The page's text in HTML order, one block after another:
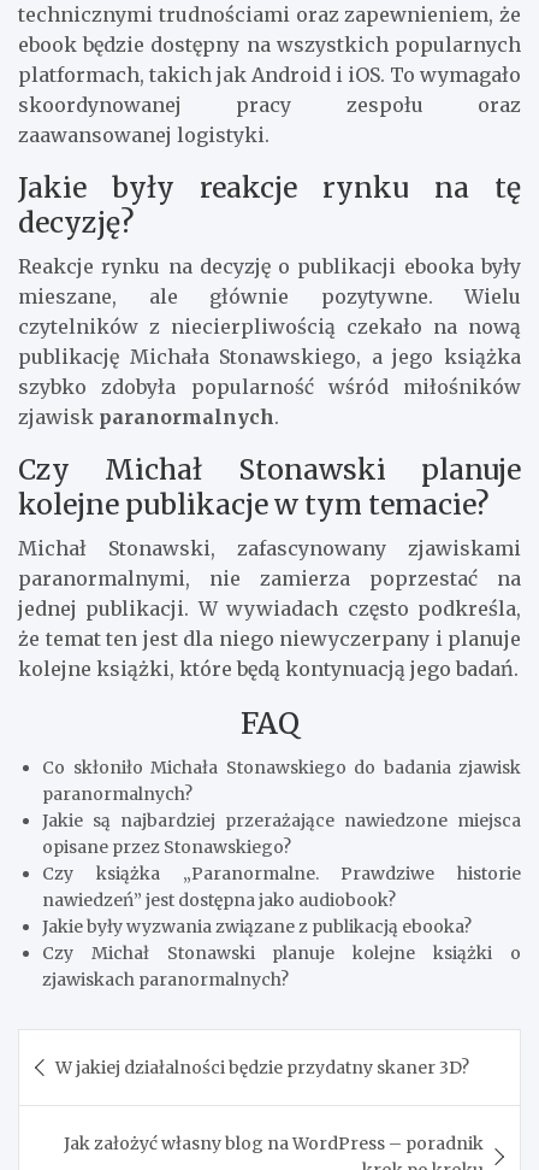
technicznymi trudnościami oraz zapewnieniem, że
ebook będzie dostępny na wszystkich popularnych
platformach, takich jak Android i iOS. To wymagało
skoordynowanej pracy zespołu oraz
zaawansowanej logistyki.
Jakie były reakcje rynku na tę
decyzję?
Reakcje rynku na decyzję o publikacji ebooka były
mieszane, ale głównie pozytywne. Wielu
czytelników z niecierpliwością czekało na nową
publikację Michała Stonawskiego, a jego książka
szybko zdobyła popularność wśród miłośników
zjawisk paranormalnych.
Czy Michał Stonawski planuje
kolejne publikacje w tym temacie?
Michał Stonawski, zafascynowany zjawiskami
paranormalnymi, nie zamierza poprzestać na
jednej publikacji. W wywiadach często podkreśla,
że temat ten jest dla niego niewyczerpany i planuje
kolejne książki, które będą kontynuacją jego badań.
FAQ
Co skłoniło Michała Stonawskiego do badania zjawisk
paranormalnych?
Jakie są najbardziej przerażające nawiedzone miejsca
opisane przez Stonawskiego?
Czy książka „Paranormalne. Prawdziwe historie
nawiedzeń” jest dostępna jako audiobook?
Jakie były wyzwania związane z publikacją ebooka?
Czy Michał Stonawski planuje kolejne książki o
zjawiskach paranormalnych?
wpisu
W jakiej działalności będzie przydatny skaner 3D?
Jak założyć własny blog na WordPress – poradnik